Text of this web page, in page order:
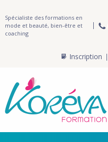
Spécialiste des formations en
mode et beauté, bien-être et
coaching
Inscription